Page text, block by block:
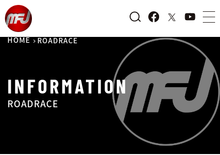
HOME ROADRACE
INFORMATION
ROADRACE